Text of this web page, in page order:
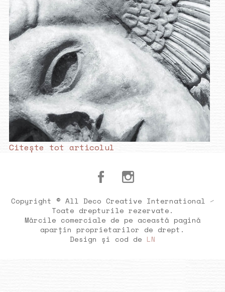
Citește tot articolul
Copyright © All Deco Creative International ⁄
Toate drepturile rezervate.
Mărcile comerciale de pe această pagină
aparțin proprietarilor de drept.
Design și cod de LN